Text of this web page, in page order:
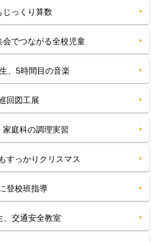
じっくり算数
でつながる全校児童
、5時間目の音楽
回図工展
庭科の調理実習
すっかりクリスマス
登校班指導
、交通安全教室